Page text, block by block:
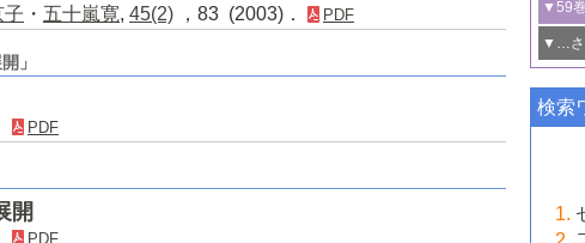
子 ・ 五十嵐寛, 45(2) ，83 (2003)． PDF
」
PDF
開
PDF
究動向
6号 ヘ
B号
5号
6号
B号
触媒
5号
6号 窒
能性材
4号 若
若き
若き
6号
触媒
大学
4号 多
5号 情
6号 カ
技術
B号
ライ
触媒
3号
4号 光
動向
5号
6号
2号
関わ
3号 精
動向
4号
5号
1号
2号
3号 ナ
4号
5号
6号
B号
▼59
1号
最先
3号
ロセ
5号
▼…さ
1号 ユ
2号
媒技術
3号
▼57巻
1号
2号
▼56
2号
1号
▼54
検索